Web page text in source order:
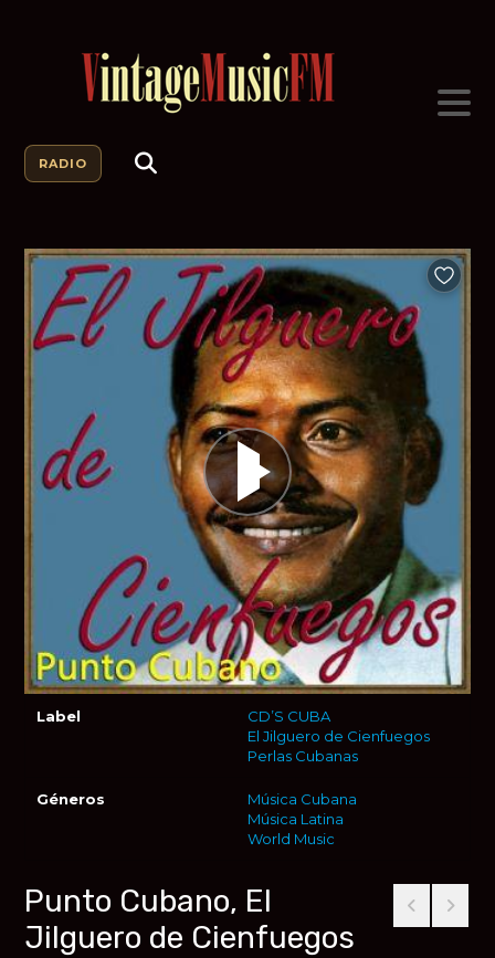
RADIO
Añadir
Label
CD’S CUBA
El Jilguero de Cienfuegos
Perlas Cubanas
Géneros
Música Cubana
Música Latina
World Music
Punto Cubano, El
Jilguero de Cienfuegos